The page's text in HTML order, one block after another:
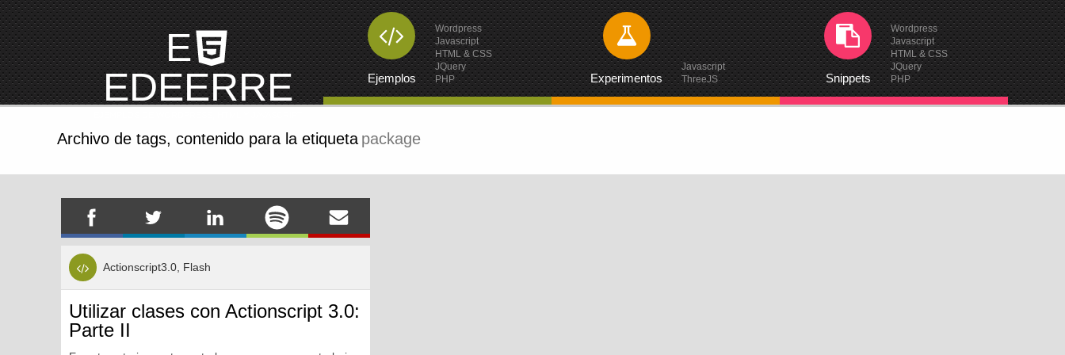
E
EDEERRE
Ejemplos
Wordpress
Javascript
HTML & CSS
JQuery
PHP
Experimentos
Javascript
ThreeJS
Snippets
Wordpress
Javascript
HTML & CSS
JQuery
PHP
Archivo de tags, contenido para la etiqueta package
Actionscript3.0, Flash
Utilizar clases con Actionscript 3.0:
Parte II